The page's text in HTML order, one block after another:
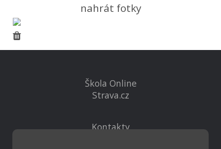
nahrát fotky
Škola Online
Strava.cz
Kontakty